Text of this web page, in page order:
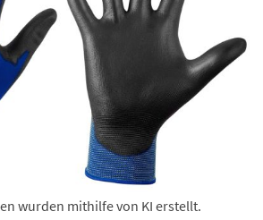
wurden mithilfe von KI erstellt.